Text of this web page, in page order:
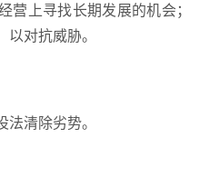
营上寻找长期发展的机会；
对抗威胁。
清除劣势。